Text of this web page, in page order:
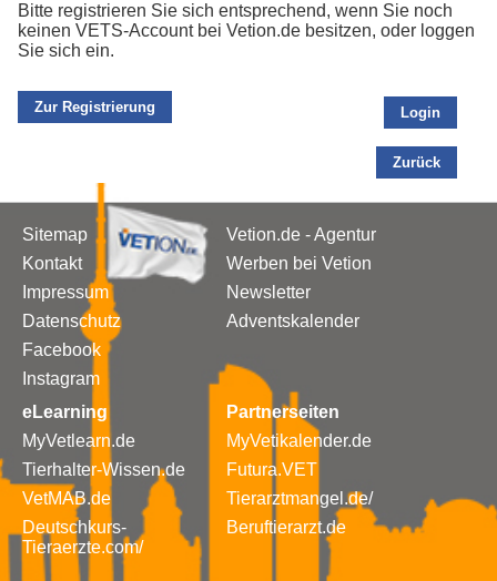
Bitte registrieren Sie sich entsprechend, wenn Sie noch
keinen VETS-Account bei Vetion.de besitzen, oder loggen
Sie sich ein.
Zur Registrierung Login
Zurück
Sitemap
Kontakt
Impressum
Datenschutz
Facebook
Instagram
Vetion.de - Agentur
Werben bei Vetion
Newsletter
Adventskalender
eLearning
MyVetlearn.de
Tierhalter-Wissen.de
VetMAB.de
Deutschkurs-
Tieraerzte.com/
Partnerseiten
MyVetikalender.de
Futura.VET
Tierarztmangel.de/
Beruftierarzt.de